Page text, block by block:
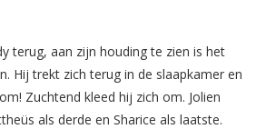
terug, aan zijn houding te zien is het
Hij trekt zich terug in de slaapkamer en
Zuchtend kleed hij zich om. Jolien
als derde en Sharice als laatste.